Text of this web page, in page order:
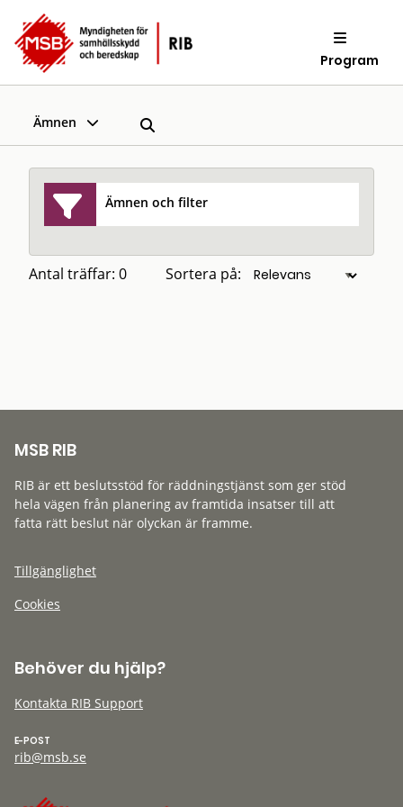
Program
Ämnen
Ämnen och filter
Antal träffar: 0 Sortera på:
MSB RIB
RIB är ett beslutsstöd för räddningstjänst som ger stöd
hela vägen från planering av framtida insatser till att
fatta rätt beslut när olyckan är framme.
Tillgänglighet
Cookies
Behöver du hjälp?
Kontakta RIB Support
E-POST
rib@msb.se